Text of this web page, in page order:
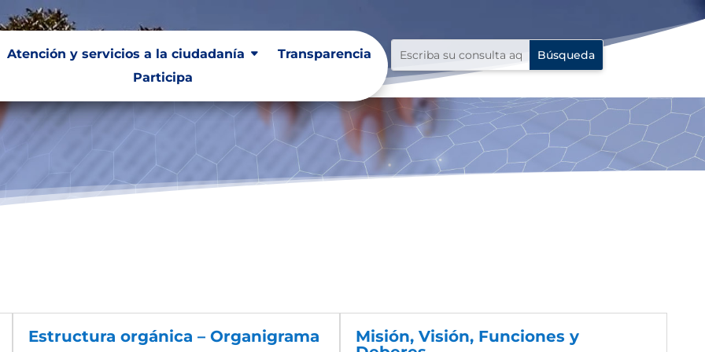
Atención y servicios a la ciudadanía
Transparencia
Participa
Atención y servicios a la ciudadanía
Transparencia
Participa
Estructura orgánica – Organigrama
Misión, Visión, Funciones y